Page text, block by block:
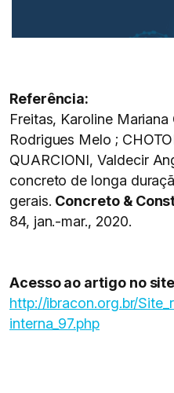
Referência:
Freitas, Karoline
Rodrigues Melo ;
QUARCIONI, Valdecir
concreto de longa
gerais. Concreto &
84, jan.-mar., 2020.
Acesso ao artigo no
http://ibracon.org.br/
interna_97.php